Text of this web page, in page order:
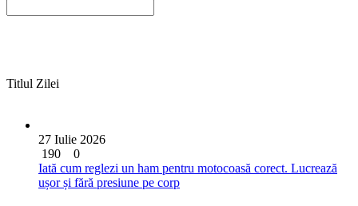
Titlul Zilei
27 Iulie 2026
190
0
Iată cum reglezi un ham pentru motocoasă corect. Lucrează
ușor și fără presiune pe corp